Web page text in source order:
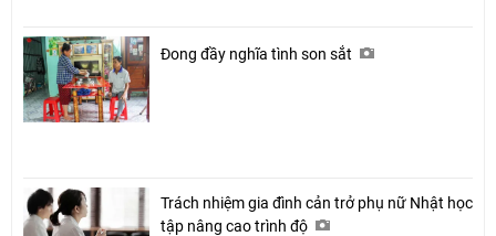
Đong đầy nghĩa tình son sắt
Trách nhiệm gia đình cản trở phụ nữ Nhật học
tập nâng cao trình độ